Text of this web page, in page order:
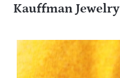
Kauffman Jewelry